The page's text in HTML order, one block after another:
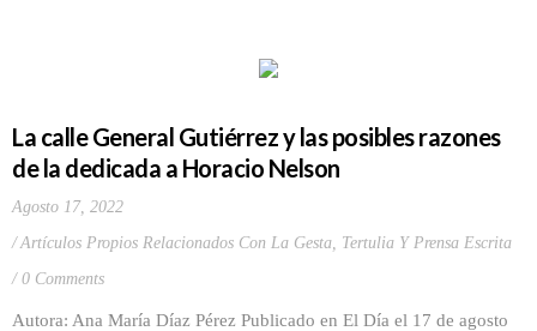
La calle General Gutiérrez y las posibles razones
de la dedicada a Horacio Nelson
Agosto 17, 2022
Artículos Propios Relacionados Con La Gesta, Tertulia Y Prensa Escrita
0 Comments
Autora: Ana María Díaz Pérez Publicado en El Día el 17 de agosto